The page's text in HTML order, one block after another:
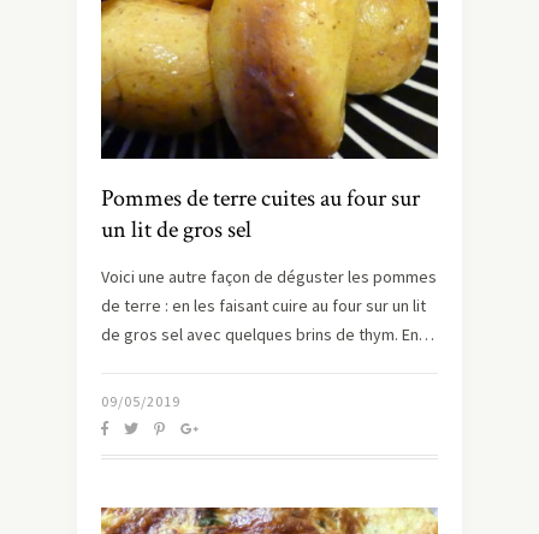
Pommes de terre cuites au four sur
un lit de gros sel
Voici une autre façon de déguster les pommes
de terre : en les faisant cuire au four sur un lit
de gros sel avec quelques brins de thym. En…
09/05/2019